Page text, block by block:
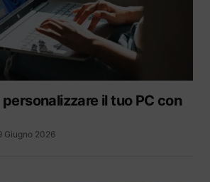
il tuo PC con
Giugno 2026